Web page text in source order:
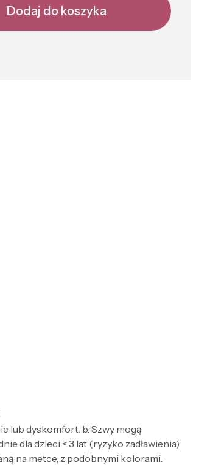
Dodaj do koszyka
lub dyskomfort. b. Szwy mogą
dla dzieci < 3 lat (ryzyko zadławienia).
na metce, z podobnymi kolorami.